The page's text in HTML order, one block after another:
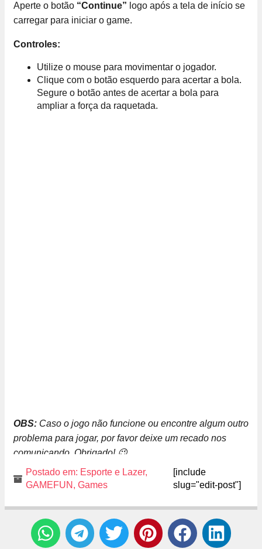
Aperte o botão “Continue” logo após a tela de início se
carregar para iniciar o game.
Controles:
Utilize o mouse para movimentar o jogador.
Clique com o botão esquerdo para acertar a bola.
Segure o botão antes de acertar a bola para
ampliar a força da raquetada.
OBS: Caso o jogo não funcione ou encontre algum outro
problema para jogar, por favor deixe um recado nos
comunicando. Obrigado! 😉
Postado em: Esporte e Lazer,
GAMEFUN , Games
[include
slug="edit-post"]